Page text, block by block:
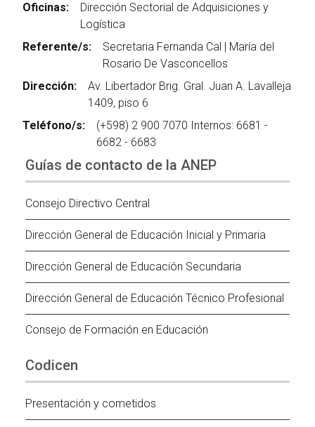
Oficinas:
Dirección Sectorial de Adquisiciones y
Logística
Referente/s:
Secretaria Fernanda Cal | María del
Rosario De Vasconcellos
Dirección:
Av. Libertador Brig. Gral. Juan A. Lavalleja
1409, piso 6
Teléfono/s:
(+598) 2 900 7070 Internos: 6681 -
6682 - 6683
Guías de contacto de la ANEP
Consejo Directivo Central
Dirección General de Educación Inicial y Primaria
Dirección General de Educación Secundaria
Dirección General de Educación Técnico Profesional
Consejo de Formación en Educación
Codicen
Presentación y cometidos